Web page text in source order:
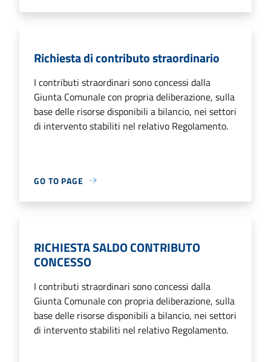
Richiesta di contributo straordinario
I contributi straordinari sono concessi dalla
Giunta Comunale con propria deliberazione, sulla
base delle risorse disponibili a bilancio, nei settori
di intervento stabiliti nel relativo Regolamento.
GO TO PAGE
RICHIESTA SALDO CONTRIBUTO
CONCESSO
I contributi straordinari sono concessi dalla
Giunta Comunale con propria deliberazione, sulla
base delle risorse disponibili a bilancio, nei settori
di intervento stabiliti nel relativo Regolamento.